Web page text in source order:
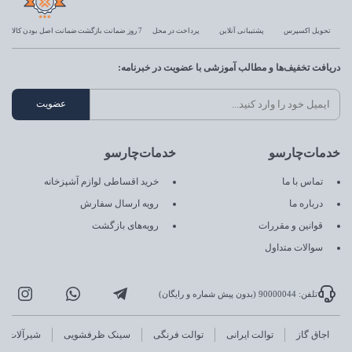
تحویل اکسپرس پشتیبانی آنلاین پرداخت در محل 7 روز ضمانت بازگشت ضمانت اصل بودن کالا
خدمات‌چارسو
تماس با ما
درباره ما
قوانین و مقررات
سوالات متداول
خدمات‌چارسو
خرید اقساطی لوازم آشپزخانه
رویه ارسال سفارش
رویه‌های بازگشت
دریافت تخفیف‌ها و مطالب آموزشی با عضویت در خبرنامه:
تلفن: 90000044 (بدون پیش شماره و رایگان)
اجاق گاز توالت ایرانی توالت فرنگی سینک ظرفشویی شیرآلات